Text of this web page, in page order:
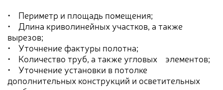
• Периметр и площадь помещения;
• Длина криволинейных участков, а также
вырезов;
• Уточнение фактуры полотна;
• Количество труб, а также угловых элементов;
• Уточнение установки в потолке
дополнительных конструкций и осветительных